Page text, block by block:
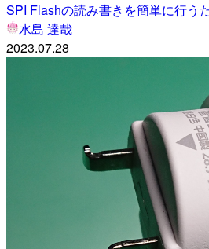
SPI Flashの読み書きを簡単に行う
水島 達哉
2023.07.28